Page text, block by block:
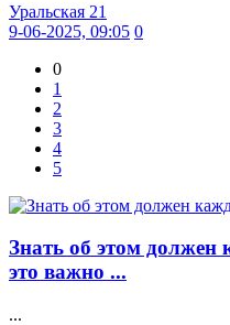
Уральская 21
9-06-2025, 09:05 0
0
1
2
3
4
5
Знать об этом должен
это важно ...
...